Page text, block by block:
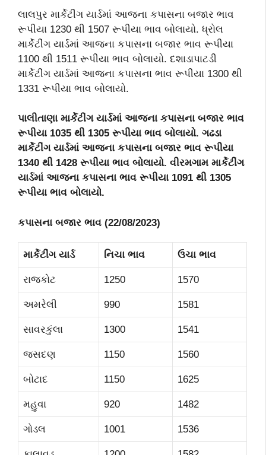
લાલપુર માર્કેટીંગ યાર્ડમાં આજના કપાસના બજાર ભાવ
રૂપીયા 1230 થી 1507 રૂપીયા ભાવ બોલાયો. ધ્રોલ
માર્કેટીંગ યાર્ડમાં આજના કપાસના બજાર ભાવ રૂપીયા
1100 થી 1511 રૂપીયા ભાવ બોલાયો. દશાડાપાટડી
માર્કેટીંગ યાર્ડમાં આજના કપાસના ભાવ રૂપીયા 1300 થી
1331 રૂપીયા ભાવ બોલાયો.
પાલીતાણા માર્કેટીંગ યાર્ડમાં આજના કપાસના બજાર ભાવ
રૂપીયા 1035 થી 1305 રૂપીયા ભાવ બોલાયો. ગઢડા
માર્કેટીંગ યાર્ડમાં આજના કપાસના બજાર ભાવ રૂપીયા
1340 થી 1428 રૂપીયા ભાવ બોલાયો. વીરમગામ માર્કેટીંગ
યાર્ડમાં આજના કપાસના ભાવ રૂપીયા 1091 થી 1305
રૂપીયા ભાવ બોલાયો.
કપાસના બજાર ભાવ (22/08/2023)
માર્કેટીંગ યાર્ડ નિચા ભાવ ઉચા ભાવ
રાજકોટ 1250 1570
અમરેલી 990 1581
સાવરકુંલા 1300 1541
જસદણ 1150 1560
બોટાદ 1150 1625
મહુવા 920 1482
ગોડલ 1001 1536